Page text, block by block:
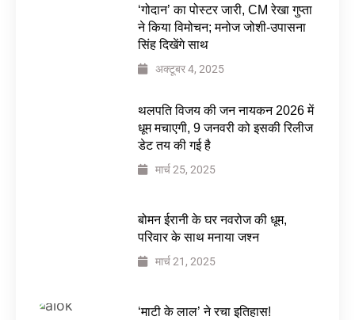
‘गोदान’ का पोस्टर जारी, CM रेखा गुप्ता
ने किया विमोचन; मनोज जोशी-उपासना
सिंह दिखेंगे साथ
अक्टूबर 4, 2025
थलपति विजय की जन नायकन 2026 में
धूम मचाएगी, 9 जनवरी को इसकी रिलीज
डेट तय की गई है
मार्च 25, 2025
बोमन ईरानी के घर नवरोज की धूम,
परिवार के साथ मनाया जश्न
मार्च 21, 2025
‘माटी के लाल’ ने रचा इतिहास!